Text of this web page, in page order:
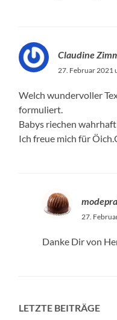
Claudine
27. Februar 2021
Welch wundervoller
formuliert.
Babys riechen
Ich freue mich für
27.
Danke Dir von
LETZTE BEITRÄGE